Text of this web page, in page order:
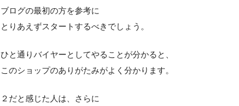
ブログの最初の方を参考に
とりあえずスタートするべきでしょう。
ひと通りバイヤーとしてやることが分かると、
このショップのありがたみがよく分かります。
２だと感じた人は、さらに